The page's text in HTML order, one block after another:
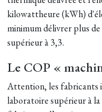
kilowattheure (kWh)
minimum délivrer plus
supérieur à 3,3.
Le COP «
Attention, les fabricants
laboratoire supérieur à